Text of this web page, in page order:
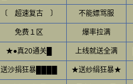
〔 超速复古 〕 不能嫖骂服
免费１区 爆率拉满
★●真20通关█ 上线就送全满
送沙捐狂暴████ ★送纱绢狂暴★